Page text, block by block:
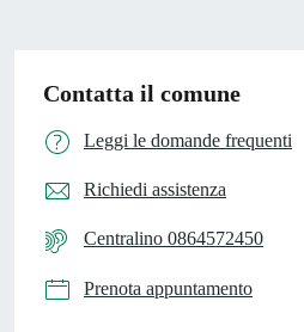
Contatta il comune
Leggi le domande frequenti
Richiedi assistenza
Centralino 0864572450
Prenota appuntamento